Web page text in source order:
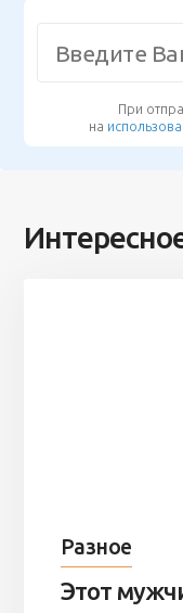
При
на
Разное
Этот